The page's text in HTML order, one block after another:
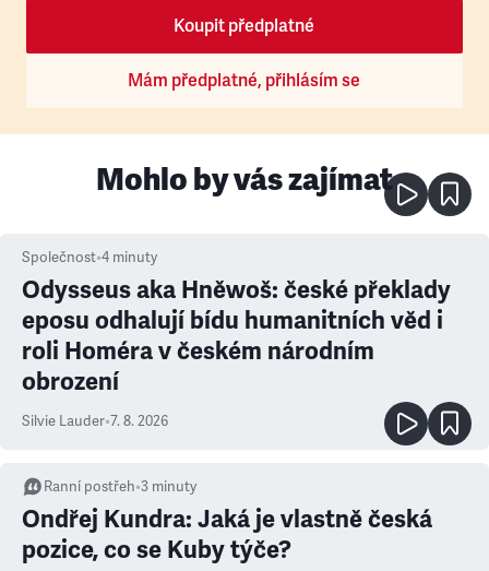
Koupit předplatné
Mám předplatné, přihlásím se
Mohlo by vás zajímat
Společnost•4 minuty
Odysseus aka Hněwoš: české překlady
eposu odhalují bídu humanitních věd i
roli Homéra v českém národním
obrození
Silvie Lauder•7. 8. 2026
Ranní postřeh•3 minuty
Ondřej Kundra: Jaká je vlastně česká
pozice, co se Kuby týče?